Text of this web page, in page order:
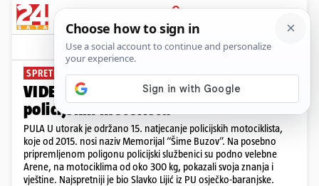
PRIJAVA
News Komentari
SPRETNA VOŽNJA
VIDEO U Puli je održano natjecanje
policijskih motorista
PULA U utorak je održano 15. natjecanje policijskih motociklista,
koje od 2015. nosi naziv Memorijal “Šime Buzov”. Na posebno
pripremljenom poligonu policijski službenici su podno velebne
Arene, na motociklima od oko 300 kg, pokazali svoja znanja i
vještine. Najspretniji je bio Slavko Lijić iz PU osječko-baranjske.